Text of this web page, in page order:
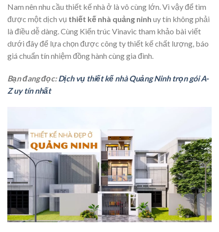
Nam nên nhu cầu thiết kế nhà ở là vô cùng lớn. Vì vậy để tìm
được một dịch vụ thiết kế nhà quảng ninh uy tín không phải
là điều dễ dàng. Cùng Kiến trúc Vinavic tham khảo bài viết
dưới đây để lựa chọn được công ty thiết kế chất lượng, báo
giá chuẩn tín nhiệm đồng hành cùng gia đình.
Bạn đang đọc:Dịch vụ thiết kế nhà Quảng Ninh trọn gói A-
Z uy tín nhất